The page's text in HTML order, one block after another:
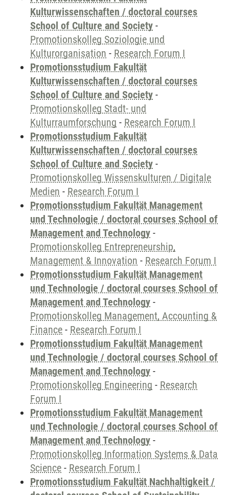
Kulturwissenschaften / doctoral courses
School of Culture and Society -
Promotionskolleg Soziologie und
Kulturorganisation - Research Forum I
Promotionsstudium Fakultät
Kulturwissenschaften / doctoral courses
School of Culture and Society -
Promotionskolleg Stadt- und
Kulturraumforschung - Research Forum I
Promotionsstudium Fakultät
Kulturwissenschaften / doctoral courses
School of Culture and Society -
Promotionskolleg Wissenskulturen / Digitale
Medien - Research Forum I
Promotionsstudium Fakultät Management
und Technologie / doctoral courses School of
Management and Technology -
Promotionskolleg Entrepreneurship,
Management & Innovation - Research Forum I
Promotionsstudium Fakultät Management
und Technologie / doctoral courses School of
Management and Technology -
Promotionskolleg Management, Accounting &
Finance - Research Forum I
Promotionsstudium Fakultät Management
und Technologie / doctoral courses School of
Management and Technology -
Promotionskolleg Engineering - Research
Forum I
Promotionsstudium Fakultät Management
und Technologie / doctoral courses School of
Management and Technology -
Promotionskolleg Information Systems & Data
Science - Research Forum I
Promotionsstudium Fakultät Nachhaltigkeit /